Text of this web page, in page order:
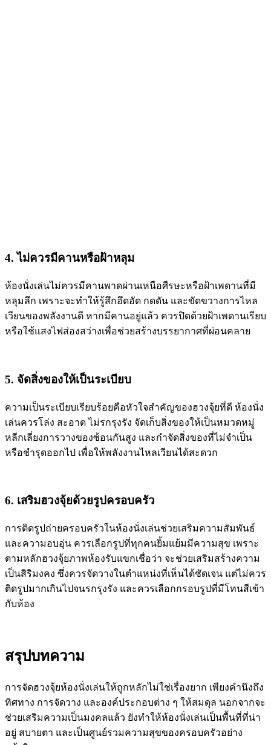
4. ไม่ควรมีคานหรือฝ้าหลุม
ห้องนั่งเล่นไม่ควรมีคานพาดผ่านเหนือศีรษะหรือฝ้าเพดานที่มี
หลุมลึก เพราะจะทำให้รู้สึกอึดอัด กดดัน และขัดขวางการไหล
เวียนของพลังงานดี หากมีคานอยู่แล้ว ควรปิดด้วยฝ้าเพดานเรียบ
หรือใช้แสงไฟส่องสว่างเพื่อช่วยสร้างบรรยากาศที่ผ่อนคลาย
5. จัดสิ่งของให้เป็นระเบียบ
ความเป็นระเบียบเรียบร้อยคือหัวใจสำคัญของฮวงจุ้ยที่ดี ห้องนั่ง
เล่นควรโล่ง สะอาด ไม่รกรุงรัง จัดเก็บสิ่งของให้เป็นหมวดหมู่
หลีกเลี่ยงการวางของซ้อนกันสูง และกำจัดสิ่งของที่ไม่จำเป็น
หรือชำรุดออกไป เพื่อให้พลังงานไหลเวียนได้สะดวก
6. เสริมฮวงจุ้ยด้วยรูปครอบครัว
การติดรูปถ่ายครอบครัวในห้องนั่งเล่นช่วยเสริมความสัมพันธ์
และความอบอุ่น ควรเลือกรูปที่ทุกคนยิ้มแย้มมีความสุข เพราะ
ตามหลักฮวงจุ้ยภาพห้องรับแขกเชื่อว่า จะช่วยเสริมสร้างความ
เป็นสิริมงคง ซึ่งควรจัดวางในตำแหน่งที่เห็นได้ชัดเจน แต่ไม่ควร
ติดรูปมากเกินไปจนรกรุงรัง และควรเลือกกรอบรูปที่มีโทนสีเข้า
กับห้อง
สรุปบทความ
การจัดฮวงจุ้ยห้องนั่งเล่นให้ถูกหลักไม่ใช่เรื่องยาก เพียงคำนึงถึง
ทิศทาง การจัดวาง และองค์ประกอบต่าง ๆ ให้สมดุล นอกจากจะ
ช่วยเสริมความเป็นมงคลแล้ว ยังทำให้ห้องนั่งเล่นเป็นพื้นที่ที่น่า
อยู่ สบายตา และเป็นศูนย์รวมความสุขของครอบครัวอย่าง